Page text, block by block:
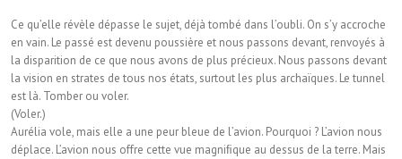
Ce qu’elle révèle dépasse le sujet, déjà tombé dans l’oubli. On s’y accroche
en vain. Le passé est devenu poussière et nous passons devant, renvoyés à
la disparition de ce que nous avons de plus précieux. Nous passons devant
la vision en strates de tous nos états, surtout les plus archaïques. Le tunnel
est là. Tomber ou voler.
(Voler.)
Aurélia vole, mais elle a une peur bleue de l’avion. Pourquoi ? L’avion nous
déplace. L’avion nous offre cette vue magniﬁque au dessus de la terre. Mais